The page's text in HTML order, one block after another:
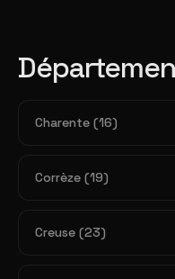
Charente (16)
Corrèze (19)
Creuse (23)